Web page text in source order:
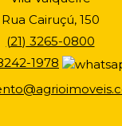
Rua Cairuçú, 150
(21) 3265-0800
1978